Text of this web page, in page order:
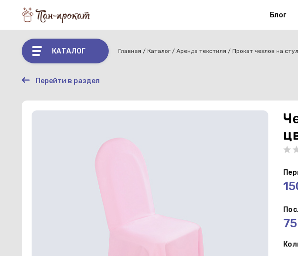
Блог
КАТАЛОГ Главная Каталог Аренда текстиля Прокат чехлов на
Перейти в раздел